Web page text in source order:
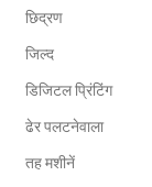
छिद्रण
जिल्द
डिजिटल प्रिंटिंग
ढेर पलटनेवाला
तह मशीनें